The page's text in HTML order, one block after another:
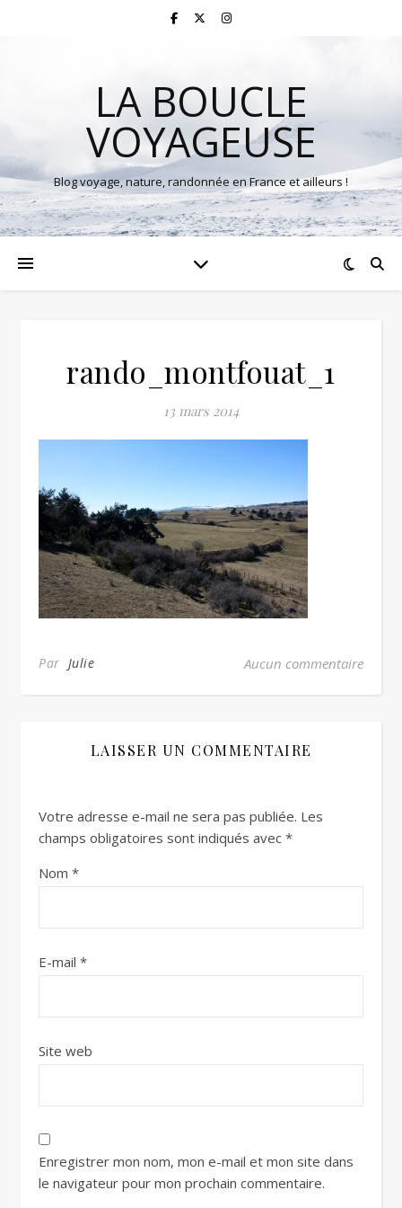
LA BOUCLE
VOYAGEUSE
Blog voyage, nature, randonnée en France et ailleurs !
rando_montfouat_1
13 mars 2014
Par Julie Aucun commentaire
LAISSER UN COMMENTAIRE
Votre adresse e-mail ne sera pas publiée. Les
champs obligatoires sont indiqués avec *
Nom *
E-mail *
Site web
Enregistrer mon nom, mon e-mail et mon site dans
le navigateur pour mon prochain commentaire.